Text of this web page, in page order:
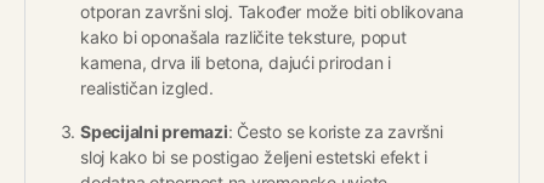
otporan završni sloj. Također može biti oblikovana
kako bi oponašala različite teksture, poput
kamena, drva ili betona, dajući prirodan i
realističan izgled.
Specijalni premazi: Često se koriste za završni
sloj kako bi se postigao željeni estetski efekt i